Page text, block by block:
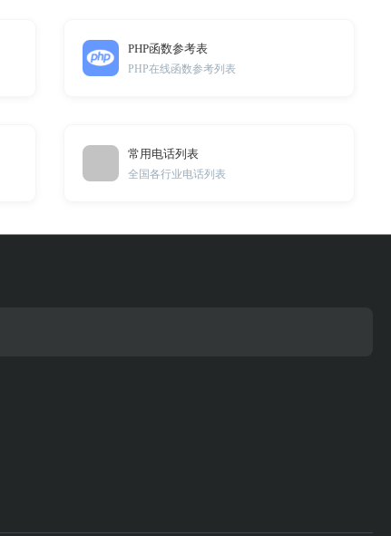
PHP函数参考表
PHP在线函数参考列表
常用电话列表
全国各行业电话列表